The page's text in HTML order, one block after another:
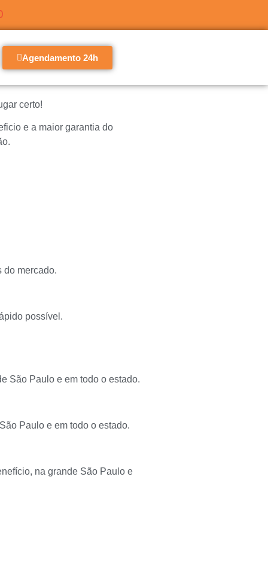
Agendamento 24h
certo!
e a maior garantia do
do mercado.
possível.
São Paulo e em todo o estado.
Paulo e em todo o estado.
na grande São Paulo e